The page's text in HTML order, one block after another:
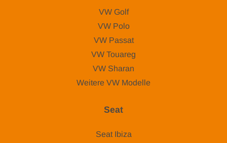
VW Golf
VW Polo
VW Passat
VW Touareg
VW Sharan
Weitere VW Modelle
Seat
Seat Ibiza